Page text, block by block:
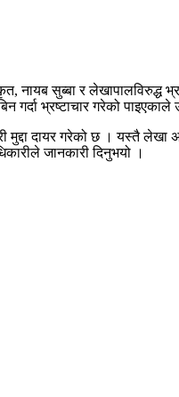
सुब्बा र लेखापालविरुद्ध
भ्रष्टाचार गरेको पाइएकाले
मुद्दा दायर गरेको छ । यस्तै
जानकारी दिनुभयो ।